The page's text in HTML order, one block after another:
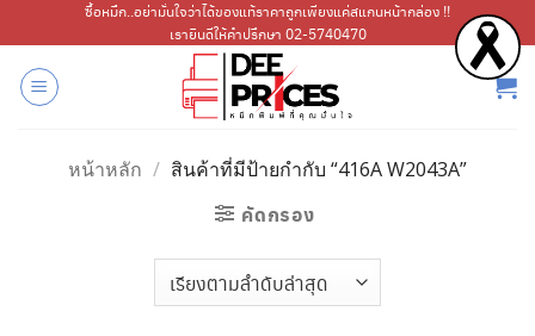
ไป
เนื้อหา
ซื้อหมึก..อย่ามั่นใจว่าได้ของแท้ราคาถูกเพียงแค่สแกนหน้ากล่อง !!
เรายินดีให้คำปรึกษา 02-5740470
หน้าหลัก / สินค้าที่มีป้ายกำกับ “416A W2043A”
คัดกรอง